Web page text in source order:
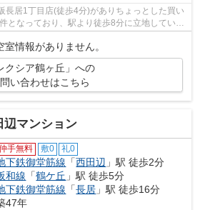
長居1丁目店(徒歩4分)がありちょっとした買い
となっており、駅より徒歩8分に立地していま
室情報がありません。
クシア鶴ヶ丘」への
い合わせはこちら
辺マンション
手無料 敷0 礼0
下鉄御堂筋線 「西田辺 」駅 徒歩2分
和線 「鶴ケ丘 」駅 徒歩5分
下鉄御堂筋線 「長居 」駅 徒歩16分
47年